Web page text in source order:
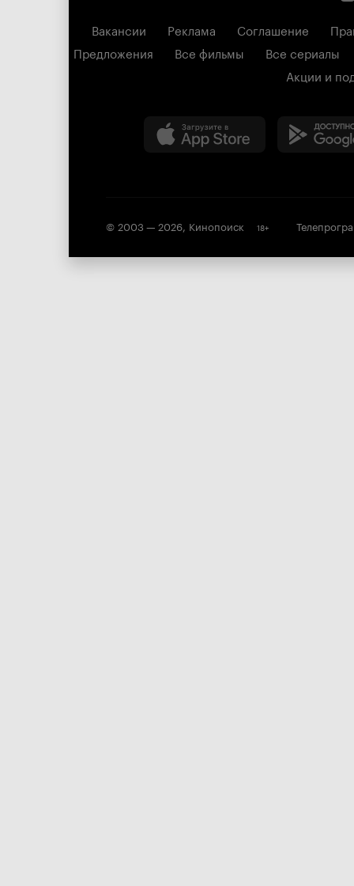
Вакансии Реклама Соглашение
Предложения
Все фильмы
Все сериалы
Акции и
© 2003 — 2026, Кинопоиск 18+